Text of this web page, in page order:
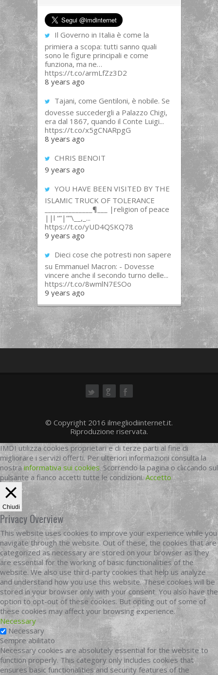
Il Governo in Italia è come la
primiera a scopa: tutti sanno quali
sono le figure principali e come
funziona, ma ne…
https://t.co/armLfZz3D2
8 years ago
Tajani, come Gentiloni, è nobile. Se
dovesse succedergli a Palazzo Chigi,
era dal 1867, quando il Conte Luigi...
https://t.co/x5gCNARpgG
8 years ago
CHRIS BENOIT
9 years ago
YOU HAVE BEEN VISITED BY THE
ISLAMIC TRUCK OF TOLERANCE
______________¶___ |religion of peace
||l “”|””\__,_...
https://t.co/yUD4QSKQ78
9 years ago
Dieci cose che potresti non sapere
su Emmanuel Macron: - Dovesse
vincere anche il secondo turno delle...
https://t.co/8wmlN7ESOo
9 years ago
© Copyright 2016 ilmegliodiinternet.it.
Riproduzione riservata.
IMDI utilizza cookies proprietari e di terze parti al fine di
migliorare i servizi offerti. Per ulteriori informazioni consulta la
nostrainformativa sui cookies. Scorrendo la pagina o cliccando sul
pulsante a fianco accetti tutte le condizioni.Accetto
Chiudi
Privacy Overview
This website uses cookies to improve your experience while you
navigate through the website. Out of these, the cookies that are
categorized as necessary are stored on your browser as they
are essential for the working of basic functionalities of the
website. We also use third-party cookies that help us analyze
and understand how you use this website. These cookies will be
stored in your browser only with your consent. You also have the
option to opt-out of these cookies. But opting out of some of
these cookies may affect your browsing experience.
Necessary
Necessary
Sempre abilitato
Necessary cookies are absolutely essential for the website to
function properly. This category only includes cookies that
ensures basic functionalities and security features of the